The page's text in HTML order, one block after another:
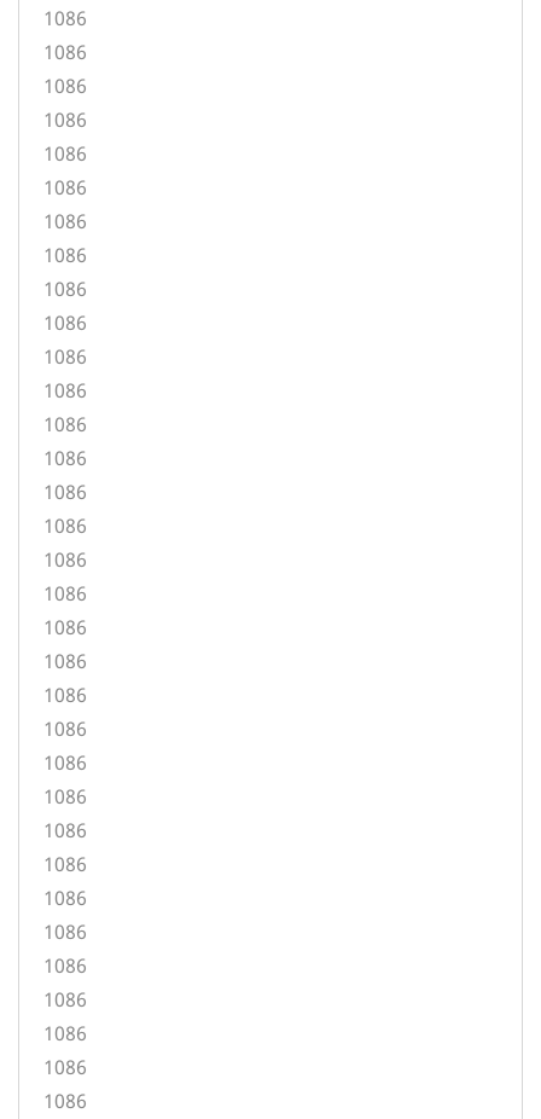
1086
1086
1086
1086
1086
1086
1086
1086
1086
1086
1086
1086
1086
1086
1086
1086
1086
1086
1086
1086
1086
1086
1086
1086
1086
1086
1086
1086
1086
1086
1086
1086
1086